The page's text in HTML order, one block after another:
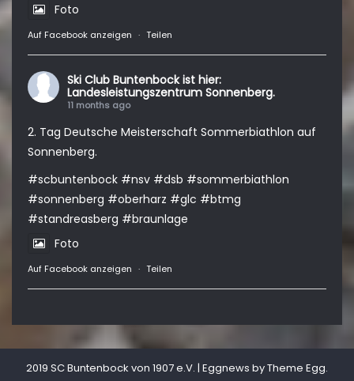
Foto
Auf Facebook anzeigen · Teilen
Ski Club Buntenbock ist hier:
Landesleistungszentrum Sonnenberg.
11 months ago
2. Tag Deutsche Meisterschaft Sommerbiathlon auf
Sonnenberg.
#scbuntenbock #nsv #dsb #sommerbiathlon
#sonnenberg #oberharz #glc #btmg
#standreasberg #braunlage
Foto
Auf Facebook anzeigen · Teilen
2019 SC Buntenbock von 1907 e.V. | Eggnews byTheme Egg.